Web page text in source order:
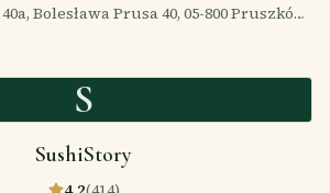
Bolesława Prusa 40, 05-800 Pruszków,
S
SushiStory